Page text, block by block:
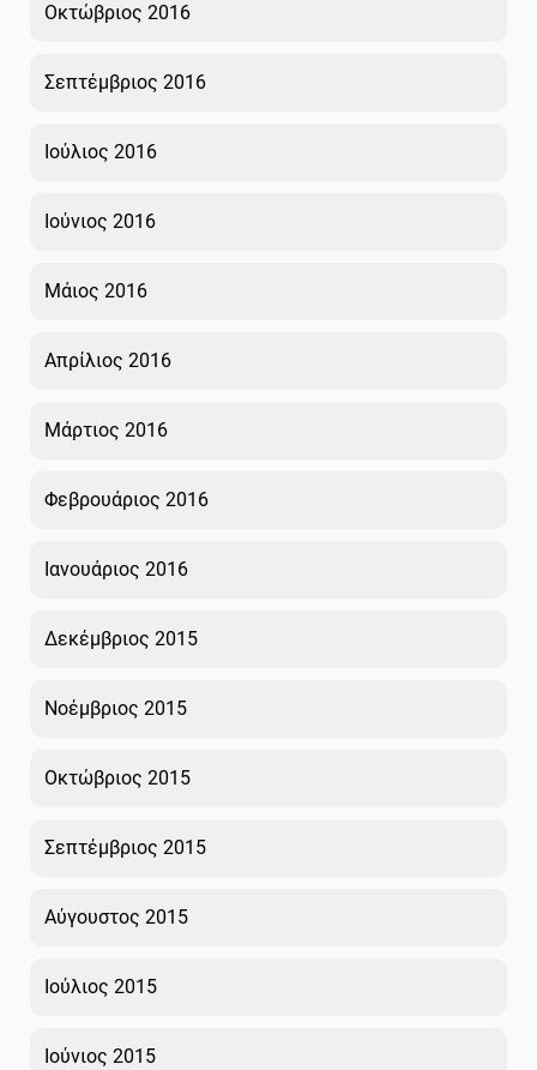
Οκτώβριος 2016
Σεπτέμβριος 2016
Ιούλιος 2016
Ιούνιος 2016
Μάιος 2016
Απρίλιος 2016
Μάρτιος 2016
Φεβρουάριος 2016
Ιανουάριος 2016
Δεκέμβριος 2015
Νοέμβριος 2015
Οκτώβριος 2015
Σεπτέμβριος 2015
Αύγουστος 2015
Ιούλιος 2015
Ιούνιος 2015